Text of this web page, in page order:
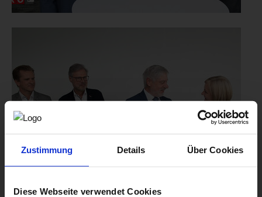
Zustimmung Details Über Cookies
Diese Webseite verwendet Cookies